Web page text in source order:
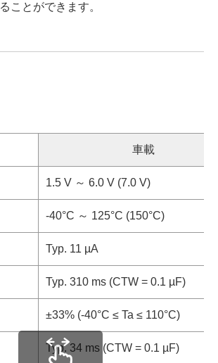
ことができます。
車載
1.5 V ～ 6.0 V (7.0 V)
-40°C ～ 125°C (150°C)
Typ. 11 µA
Typ. 310 ms (CTW = 0.1 µF)
±33% (-40°C ≤ Ta ≤ 110°C)
Typ. 34 ms (CTW = 0.1 µF)